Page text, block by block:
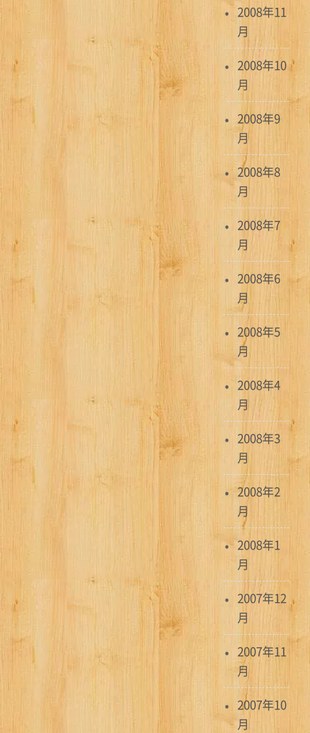
2008年11
月
2008年10
月
2008年9
月
2008年8
月
2008年7
月
2008年6
月
2008年5
月
2008年4
月
2008年3
月
2008年2
月
2008年1
月
2007年12
月
2007年11
月
2007年10
月